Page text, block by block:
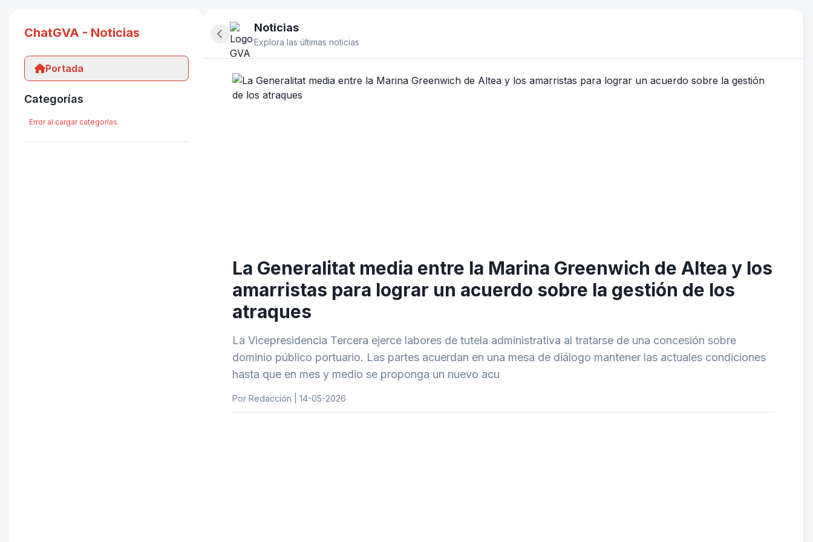
ChatGVA - Noticias
Portada
Categorías
Error al cargar categorías.
Ocultar panel lateral
Noticias
Explora las últimas noticias
La Generalitat media entre la Marina Greenwich de Altea y los
amarristas para lograr un acuerdo sobre la gestión de los
atraques
La Vicepresidencia Tercera ejerce labores de tutela administrativa al tratarse de una concesión sobre
dominio público portuario. Las partes acuerdan en una mesa de diálogo mantener las actuales condiciones
hasta que en mes y medio se proponga un nuevo acu
Por Redacción | 14-05-2026